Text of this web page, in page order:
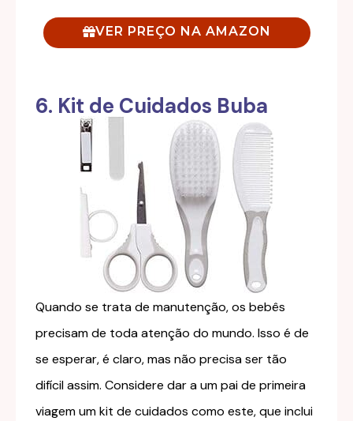
VER PREÇO NA AMAZON
6. Kit de Cuidados Buba
Quando se trata de manutenção, os bebês
precisam de toda atenção do mundo. Isso é de
se esperar, é claro, mas não precisa ser tão
difícil assim. Considere dar a um pai de primeira
viagem um kit de cuidados como este, que inclui